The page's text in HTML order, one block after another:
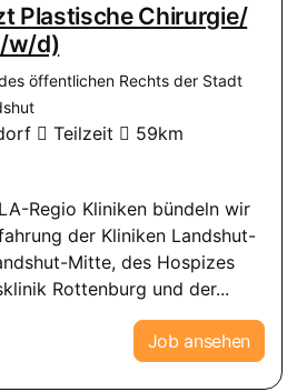
Plastische Chirurgie/
w/d)
öffentlichen Rechts der Stadt
Teilzeit 59km
Regio Kliniken bündeln wir
der Kliniken Landshut-
Mitte, des Hospizes
Rottenburg und der...
Job ansehen